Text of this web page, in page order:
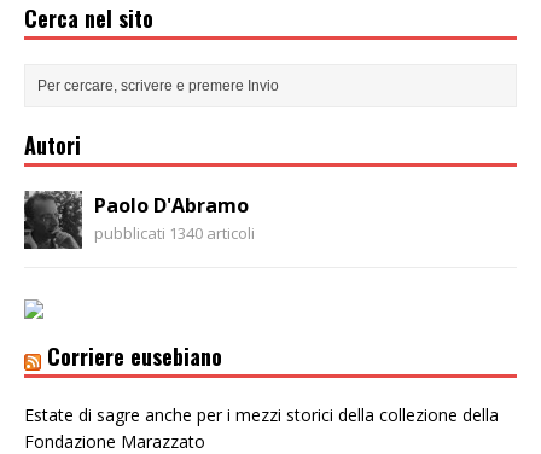
Cerca nel sito
Autori
Paolo D'Abramo
pubblicati 1340 articoli
Corriere eusebiano
Estate di sagre anche per i mezzi storici della collezione della
Fondazione Marazzato